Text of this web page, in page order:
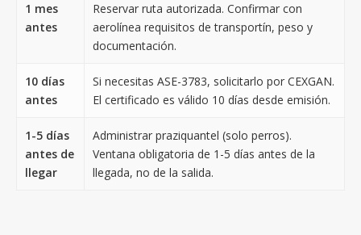
1 mes
antes
Reservar ruta autorizada. Confirmar con
aerolínea requisitos de transportín, peso y
documentación.
10 días
antes
Si necesitas ASE-3783, solicitarlo por CEXGAN.
El certificado es válido 10 días desde emisión.
1-5 días
antes de
llegar
Administrar praziquantel (solo perros).
Ventana obligatoria de 1-5 días antes de la
llegada, no de la salida.